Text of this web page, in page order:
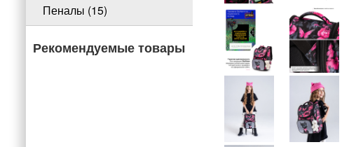
Пеналы (15)
Рекомендуемые товары